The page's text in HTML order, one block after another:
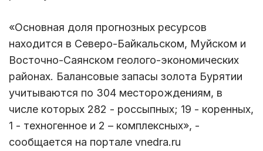
«Основная доля прогнозных ресурсов
находится в Северо-Байкальском, Муйском и
Восточно-Саянском геолого-экономических
районах. Балансовые запасы золота Бурятии
учитываются по 304 месторождениям, в
числе которых 282 - россыпных; 19 - коренных,
1 - техногенное и 2 – комплексных», -
сообщается на портале vnedra.ru